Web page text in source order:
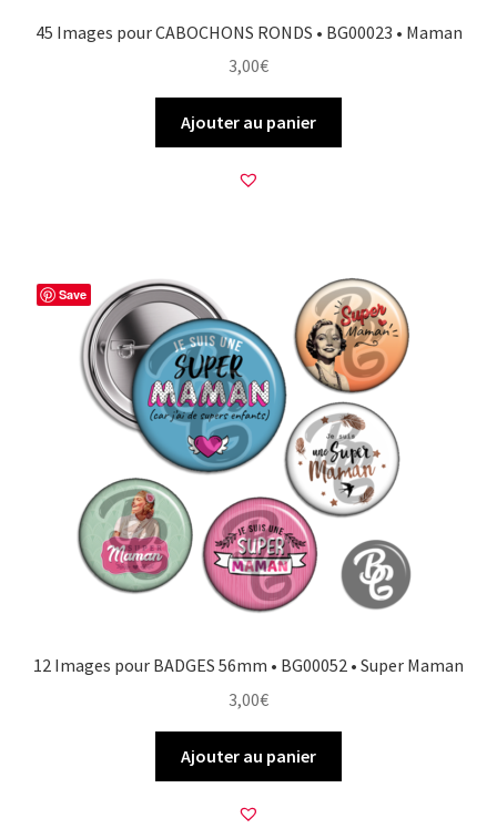
45 Images pour CABOCHONS RONDS • BG00023 • Maman
3,00€
Ajouter au panier
Save
12 Images pour BADGES 56mm • BG00052 • Super Maman
3,00€
Ajouter au panier